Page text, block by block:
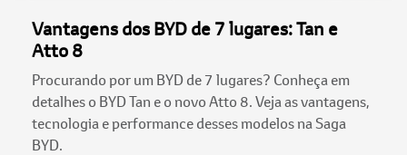
Vantagens dos BYD de 7 lugares: Tan e
Atto 8
Procurando por um BYD de 7 lugares? Conheça em
detalhes o BYD Tan e o novo Atto 8. Veja as vantagens,
tecnologia e performance desses modelos na Saga
BYD.